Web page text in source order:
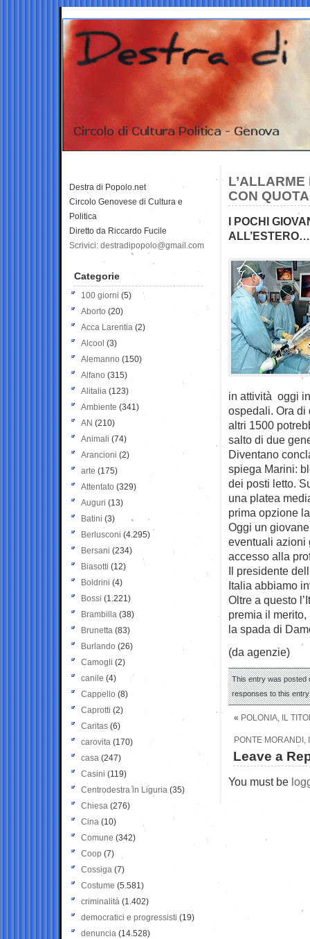
L’ALLARME
CON
I POCHI
ALL’ESTERO…
in attività oggi
ospedali. Ora di
altri 1500
salto di due
Diventano
spiega Marini:
dei posti letto.
una platea
prima opzione
Oggi un
eventuali azioni
accesso alla
Il presidente
Italia abbiamo
Oltre a questo
premia il
la spada di
(da agenzie)
This entry was posted
responses to this
« POLONIA, IL
PONTE MORANDI,
Leave a
You must be
Destra di Popolo.net
Circolo Genovese di Cultura e
Politica
Diretto da Riccardo Fucile
Scrivici: destradipopolo@gmail.com
Categorie
100 giorni (5)
Aborto (20)
Acca Larentia (2)
Alcool (3)
Alemanno (150)
Alfano (315)
Alitalia (123)
Ambiente (341)
AN (210)
Animali (74)
Arancioni (2)
arte (175)
Attentato (329)
Auguri (13)
Batini (3)
Berlusconi (4.295)
Bersani (234)
Biasotti (12)
Boldrini (4)
Bossi (1.221)
Brambilla (38)
Brunetta (83)
Burlando (26)
Camogli (2)
canile (4)
Cappello (8)
Caprotti (2)
Caritas (6)
carovita (170)
casa (247)
Casini (119)
Centrodestra in Liguria (35)
Chiesa (276)
Cina (10)
Comune (342)
Coop (7)
Cossiga (7)
Costume (5.581)
criminalità (1.402)
democratici e progressisti (19)
denuncia (14.528)